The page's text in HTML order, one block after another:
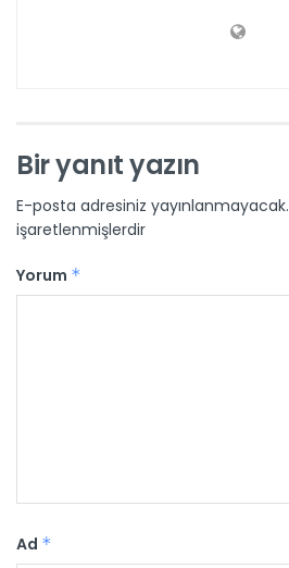
Bir yanıt yazın
E-posta adresiniz yayınlanmayacak.
işaretlenmişlerdir
Yorum *
Ad *